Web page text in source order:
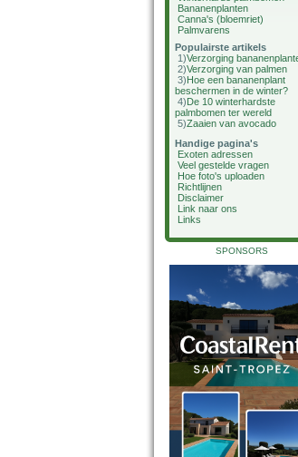
Bananenplanten
Canna's (bloemriet)
Palmvarens
Populairste artikels
1)Verzorging
2)Verzorging van palmen
3)Hoe een bananenplant
beschermen in de winter?
4)De 10 winterhardste
palmbomen ter wereld
5)Zaaien van avocado
Handige pagina's
Exoten adressen
Veel gestelde vragen
Hoe foto's uploaden
Richtlijnen
Disclaimer
Link naar ons
Links
SPONSORS